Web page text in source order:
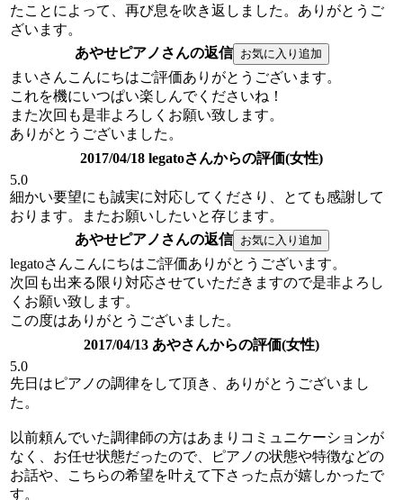
たことによって、再び息を吹き返しました。ありがとうご
ざいます。
あやせピアノさんの返信
まいさんこんにちはご評価ありがとうございます。
これを機にいつぱい楽しんでくださいね！
また次回も是非よろしくお願い致します。
ありがとうございました。
2017/04/18 legatoさんからの評価(女性)
5.0
細かい要望にも誠実に対応してくださり、とても感謝して
おります。またお願いしたいと存じます。
あやせピアノさんの返信
legatoさんこんにちはご評価ありがとうございます。
次回も出来る限り対応させていただきますので是非よろし
くお願い致します。
この度はありがとうございました。
2017/04/13 あやさんからの評価(女性)
5.0
先日はピアノの調律をして頂き、ありがとうございまし
た。
以前頼んでいた調律師の方はあまりコミュニケーションが
なく、お任せ状態だったので、ピアノの状態や特徴などの
お話や、こちらの希望を叶えて下さった点が嬉しかったで
す。